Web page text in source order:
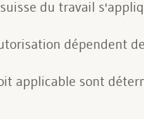
du travail
dépendent
applicable sont